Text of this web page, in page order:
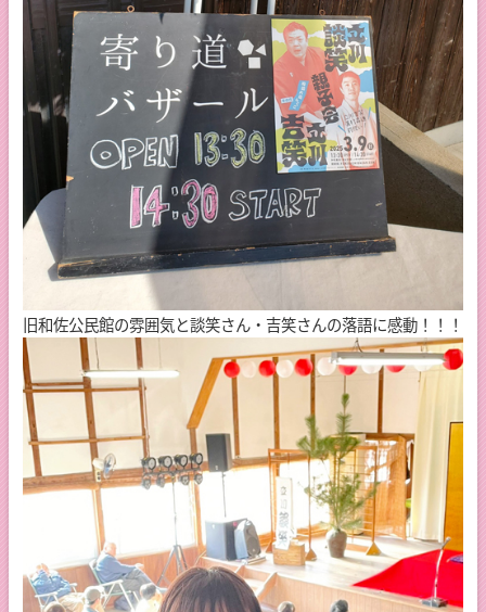
旧和佐公民館の雰囲気と談笑さん・吉笑さんの落語に感動！！！